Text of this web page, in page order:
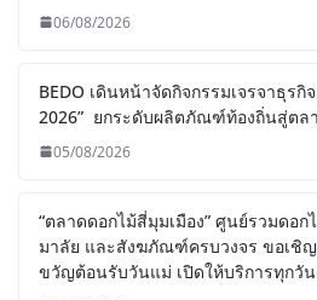
06/08/2026
BEDO เดินหน้าจัดกิจกรรมเจรจาธุรกิจ
2026” ยกระดับผลิตภัณฑ์ท้องถิ่นสู่ตล
05/08/2026
“ตลาดดอกไม้สี่มุมเมือง” ศูนย์รวมดอ
มาลัย และสังฆภัณฑ์ครบวงจร ขอเชิ
ขวัญต้อนรับวันแม่ เปิดให้บริการทุกวั